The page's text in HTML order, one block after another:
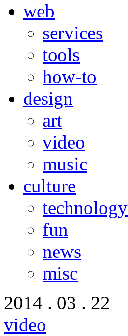
web
services
tools
how-to
design
art
video
music
culture
technology
fun
news
misc
2014 . 03 . 22
video